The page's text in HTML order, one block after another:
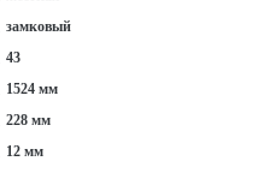
замковый
43
1524 мм
228 мм
12 мм